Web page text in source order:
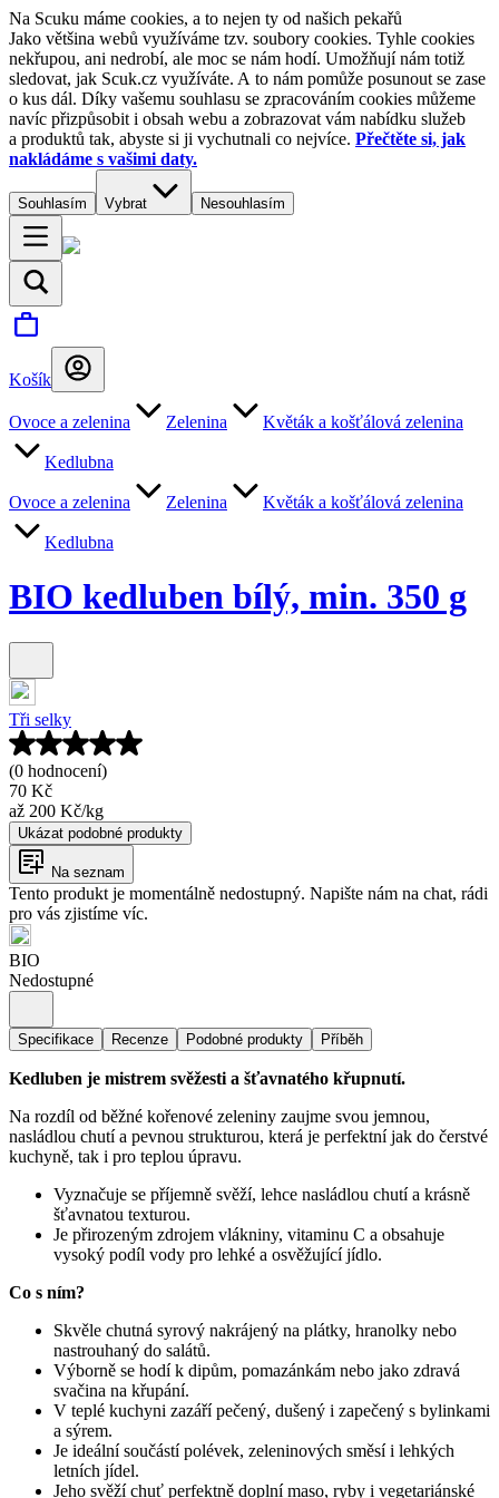
Na Scuku máme cookies, a to nejen ty od našich pekařů
Jako většina webů využíváme tzv. soubory cookies. Tyhle cookies
nekřupou, ani nedrobí, ale moc se nám hodí. Umožňují nám totiž
sledovat, jak Scuk.cz využíváte. A to nám pomůže posunout se zase
o kus dál. Díky vašemu souhlasu se zpracováním cookies můžeme
navíc přizpůsobit i obsah webu a zobrazovat vám nabídku služeb
a produktů tak, abyste si ji vychutnali co nejvíce. Přečtěte si, jak
nakládáme s vašimi daty.
Souhlasím Vybrat Nesouhlasím
Košík
Ovoce a zelenina Zelenina Květák a košťálová zelenina
Kedlubna
Ovoce a zelenina Zelenina Květák a košťálová zelenina
Kedlubna
BIO kedluben bílý, min. 350 g
Tři selky
(0 hodnocení)
70 Kč
až 200 Kč/kg
Ukázat podobné produkty
Na seznam
Tento produkt je momentálně nedostupný. Napište nám na chat, rádi
pro vás zjistíme víc.
BIO
Nedostupné
Specifikace Recenze Podobné produkty Příběh
Kedluben je mistrem svěžesti a šťavnatého křupnutí.
Na rozdíl od běžné kořenové zeleniny zaujme svou jemnou,
nasládlou chutí a pevnou strukturou, která je perfektní jak do čerstvé
kuchyně, tak i pro teplou úpravu.
Vyznačuje se příjemně svěží, lehce nasládlou chutí a krásně
šťavnatou texturou.
Je přirozeným zdrojem vlákniny, vitaminu C a obsahuje
vysoký podíl vody pro lehké a osvěžující jídlo.
Co s ním?
Skvěle chutná syrový nakrájený na plátky, hranolky nebo
nastrouhaný do salátů.
Výborně se hodí k dipům, pomazánkám nebo jako zdravá
svačina na křupání.
V teplé kuchyni zazáří pečený, dušený i zapečený s bylinkami
a sýrem.
Je ideální součástí polévek, zeleninových směsí i lehkých
letních jídel.
Jeho svěží chuť perfektně doplní maso, ryby i vegetariánské